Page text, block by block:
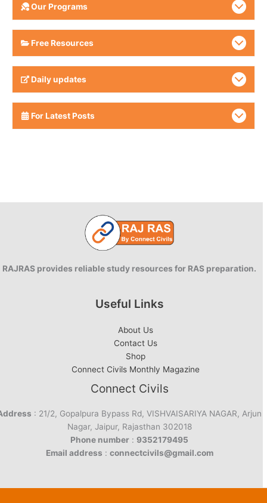
Our Programs
Free Resources
Daily updates
For Latest Posts
RAJRAS provides reliable study resources for RAS preparation.
Useful Links
About Us
Contact Us
Shop
Connect Civils Monthly Magazine
Connect Civils
: 21/2, Gopalpura Bypass Rd, VISHVAISARIYA NAGAR, Arjun
Nagar, Jaipur, Rajasthan 302018
Phone number : 9352179495
Email address : connectcivils@gmail.com